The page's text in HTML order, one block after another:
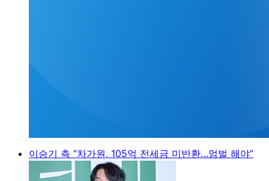
이승기 측 “차가원, 105억 전세금 미반환…엄벌 해야”